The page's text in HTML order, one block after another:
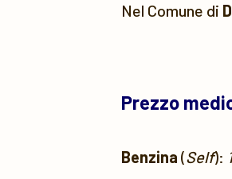
Nel Comune di
Prezzo
Benzina (Self):